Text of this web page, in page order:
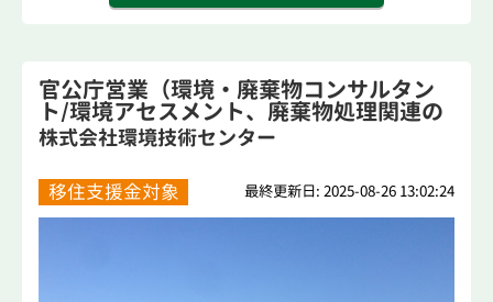
官公庁営業（環境・廃棄物コンサルタン
ト/環境アセスメント、廃棄物処理関連の
各種...
株式会社環境技術センター
移住支援金対象 最終更新日: 2025-08-26 13:02:24